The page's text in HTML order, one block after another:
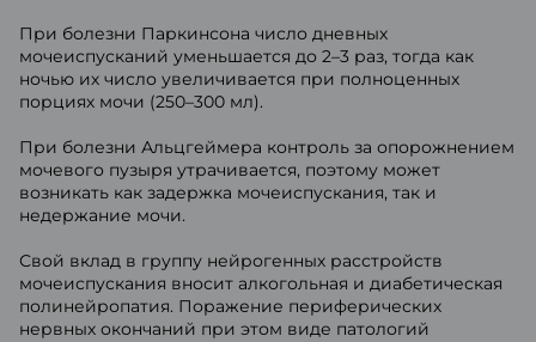
При болезни Паркинсона число дневных
мочеиспусканий уменьшается до 2–3 раз, тогда как
ночью их число увеличивается при полноценных
порциях мочи (250–300 мл).
При болезни Альцгеймера контроль за опорожнением
мочевого пузыря утрачивается, поэтому может
возникать как задержка мочеиспускания, так и
недержание мочи.
Свой вклад в группу нейрогенных расстройств
мочеиспускания вносит алкогольная и диабетическая
полинейропатия. Поражение периферических
нервных окончаний при этом виде патологий